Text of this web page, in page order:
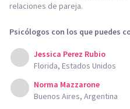
relaciones de pareja.
Psicólogos con los que puedes
Jessica Perez Rubio
Florida, Estados Unidos
Norma Mazzarone
Buenos Aires, Argentina